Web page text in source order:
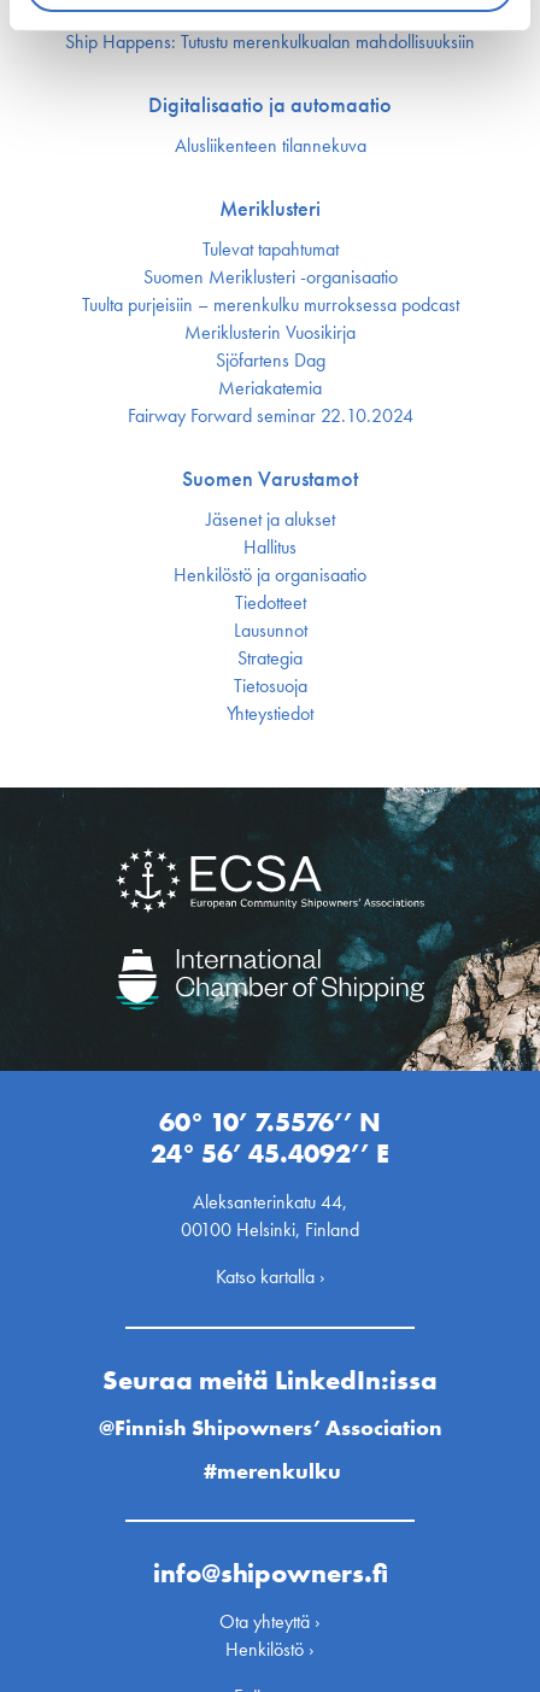
Merenkulun HarjoitteluMylly
Ship Happens: Tutustu merenkulkualan mahdollisuuksiin
Digitalisaatio ja automaatio
Alusliikenteen tilannekuva
Meriklusteri
Tulevat tapahtumat
Suomen Meriklusteri -organisaatio
Tuulta purjeisiin – merenkulku murroksessa podcast
Meriklusterin Vuosikirja
Sjöfartens Dag
Meriakatemia
Fairway Forward seminar 22.10.2024
Suomen Varustamot
Jäsenet ja alukset
Hallitus
Henkilöstö ja organisaatio
Tiedotteet
Lausunnot
Strategia
Tietosuoja
Yhteystiedot
60° 10’ 7.5576’’ N
24° 56’ 45.4092’’ E
Aleksanterinkatu 44,
00100 Helsinki, Finland
Katso kartalla ›
Seuraa meitä LinkedIn:issa
@Finnish Shipowners’ Association
#merenkulku
info@shipowners.fi
Ota yhteyttä ›
Henkilöstö ›